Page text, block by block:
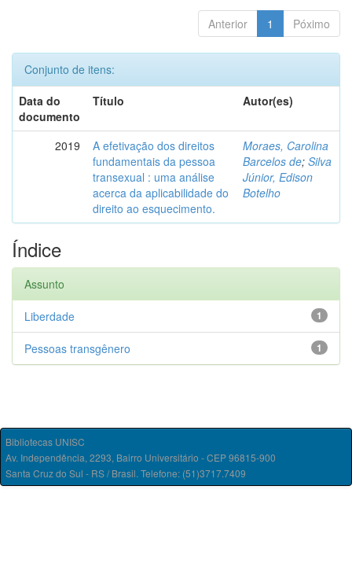
Anterior 1 Póximo
Conjunto de itens:
Data do
documento
Título Autor(es)
2019
A efetivação dos direitos
fundamentais da pessoa
transexual : uma análise
acerca da aplicabilidade do
direito ao esquecimento.
Moraes, Carolina
Barcelos de; Silva
Júnior, Edison
Botelho
Índice
Assunto
1
Liberdade
1
Pessoas transgênero
Bibliotecas UNISC
Av. Independência, 2293, Bairro Universitário - CEP 96815-900
Santa Cruz do Sul - RS / Brasil. Telefone: (51)3717.7409